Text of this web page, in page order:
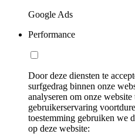
Google Ads
Performance
Door deze diensten te
surfgedrag binnen onze
analyseren om onze
gebruikerservaring
toestemming gebruiken we
op deze website: